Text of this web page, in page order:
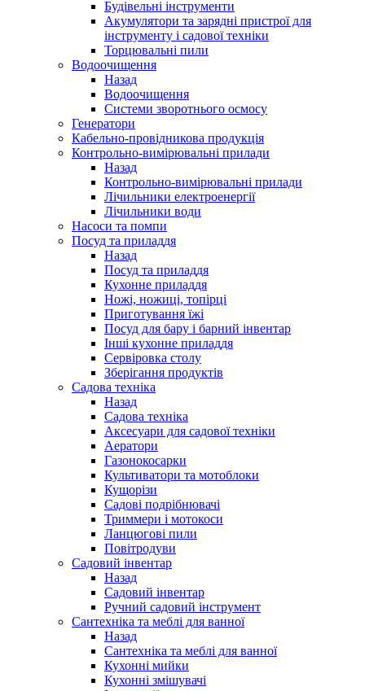
Будівельні інструменти
Акумулятори та зарядні пристрої для
інструменту і садової техніки
Торцювальні пили
Водоочищення
Назад
Водоочищення
Системи зворотнього осмосу
Генератори
Кабельно-провідникова продукція
Контрольно-вимірювальні прилади
Назад
Контрольно-вимірювальні прилади
Лічильники електроенергії
Лічильники води
Насоси та помпи
Посуд та приладдя
Назад
Посуд та приладдя
Кухонне приладдя
Ножі, ножиці, топірці
Приготування їжі
Посуд для бару і барний інвентар
Інші кухонне приладдя
Сервіровка столу
Зберігання продуктів
Садова техніка
Назад
Садова техніка
Аксесуари для садової техніки
Аератори
Газонокосарки
Культиватори та мотоблоки
Кущорізи
Садові подрібнювачі
Триммери і мотокоси
Ланцюгові пили
Повітродуви
Садовий інвентар
Назад
Садовий інвентар
Ручний садовий інструмент
Сантехніка та меблі для ванної
Назад
Сантехніка та меблі для ванної
Кухонні мийки
Кухонні змішувачі